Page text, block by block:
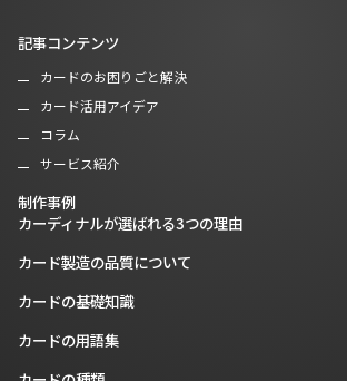
記事コンテンツ
カードのお困りごと解決
カード活用アイデア
コラム
サービス紹介
制作事例
カーディナルが選ばれる3つの理由
カード製造の品質について
カードの基礎知識
カードの用語集